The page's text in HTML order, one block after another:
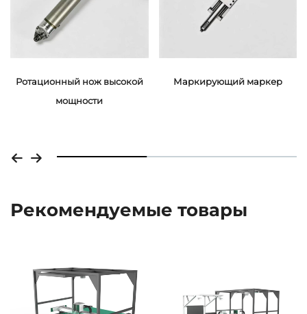
Ротационный нож высокой
мощности
Маркирующий маркер
Рекомендуемые товары